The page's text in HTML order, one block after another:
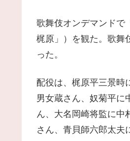
歌舞伎オンデマンドで
梶原」）を観た。歌舞
った。
配役は、梶原平三景時
男女蔵さん、奴菊平に
ん、大名岡崎将監に中
さん、青貝師六郎太夫